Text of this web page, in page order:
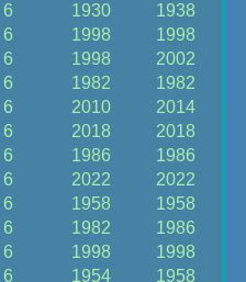
6 1930
1938
6 1998
1998
6 1998
2002
6 1982
1982
6 2010
2014
6 2018
2018
6 1986
1986
6 2022
2022
6 1958
1958
6 1982
1986
6 1998
1998
6 1954 1958